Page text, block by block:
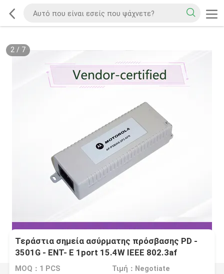
2/ 7
Τεράστια σημεία ασύρματης πρόσβασης PD -
3501G - ENT- E 1port 15.4W IEEE 802.3af
εσωτερικό PoE 10/100/1000 Mbps νέα και
MOQ：1 PCS Τιμή：Negotiate